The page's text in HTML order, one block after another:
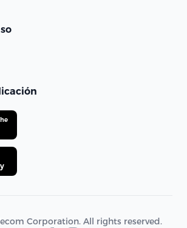
Corporation. All rights reserved.